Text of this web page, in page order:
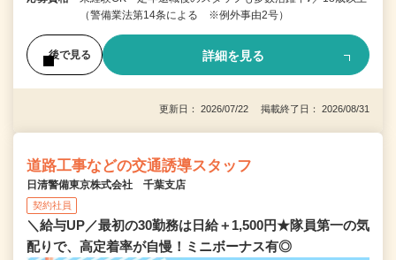
（警備業法第14条による ※例外事由2号）
後で見る 詳細を見る
更新日： 2026/07/22 掲載終了日： 2026/08/31
道路工事などの交通誘導スタッフ
日清警備東京株式会社 千葉支店
契約社員
＼給与UP／最初の30勤務は日給＋1,500円★隊員第一の気
配りで、高定着率が自慢！ミニボーナス有◎